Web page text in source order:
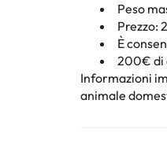
Peso
Prezzo:
È
200€ di
Informazioni
animale